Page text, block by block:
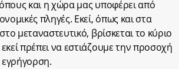
και η χώρα μας υποφέρει από
πληγές. Εκεί, όπως και στα
μεταναστευτικό, βρίσκεται το κύριο
πρέπει να εστιάζουμε την προσοχή
εγρήγορση.